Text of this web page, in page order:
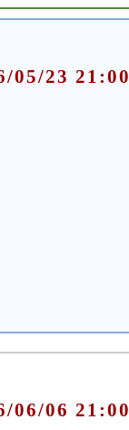
05/23 21:00
06/06 21:00